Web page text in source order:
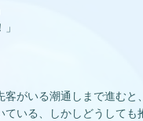
がいる潮通しまで進むと
いる、しかしどうしても